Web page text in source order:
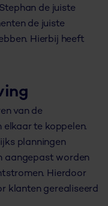
de juiste
de juiste
Hierbij heeft
van de
te koppelen.
planningen
aangepast worden
Hierdoor
klanten gerealiseerd